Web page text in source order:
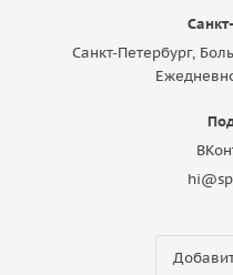
Санкт-Петербург,